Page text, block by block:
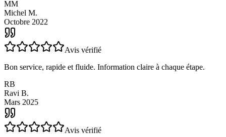
Très satisfait du service, très réactif et rapide. Merci.
MM
Michel M.
Octobre 2022
Bon service, rapide et fluide. Information claire à chaque étape.
RB
Ravi B.
Mars 2025